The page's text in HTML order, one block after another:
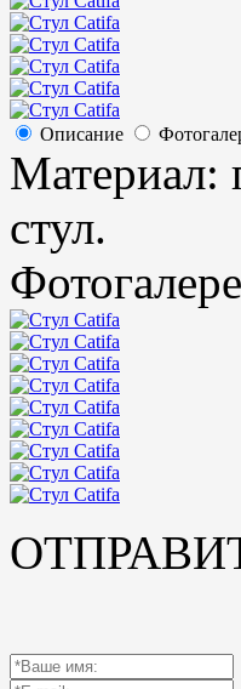
Описание
Материал:
стул.